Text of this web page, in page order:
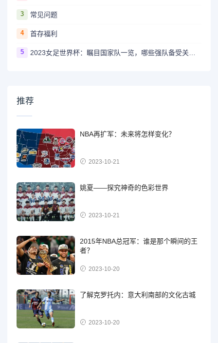
3 常见问题
4 首存福利
5
推荐
NBA再扩军：未来将怎样变化？
2023-10-21
姚夏——探究神奇的色彩世界
2023-10-21
2015年NBA总冠军：谁是那个瞬间的王
者？
2023-10-20
了解克罗托内：意大利南部的文化古城
2023-10-20